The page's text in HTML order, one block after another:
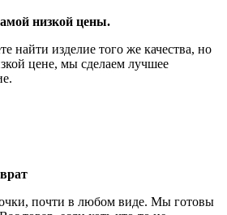
низкой цены.
найти изделие того же качества, но
цене, мы сделаем лучшее
почти в любом виде. Мы готовы